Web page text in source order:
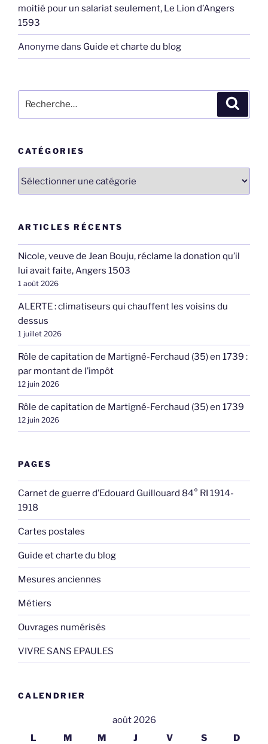
moitié pour un salariat seulement, Le Lion d’Angers
1593
Anonyme dans Guide et charte du blog
pour
CATÉGORIES
ARTICLES RÉCENTS
Nicole, veuve de Jean Bouju, réclame la donation qu’il
lui avait faite, Angers 1503
1 août 2026
ALERTE : climatiseurs qui chauffent les voisins du
dessus
1 juillet 2026
Rôle de capitation de Martigné-Ferchaud (35) en 1739 :
par montant de l’impôt
12 juin 2026
Rôle de capitation de Martigné-Ferchaud (35) en 1739
12 juin 2026
PAGES
Carnet de guerre d’Edouard Guillouard 84° RI 1914-
1918
Cartes postales
Guide et charte du blog
Mesures anciennes
Métiers
Ouvrages numérisés
VIVRE SANS EPAULES
CALENDRIER
août 2026
L
M M J V S D